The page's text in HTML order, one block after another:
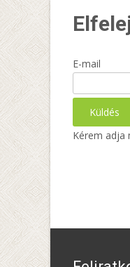
E-mail
Kérem adja